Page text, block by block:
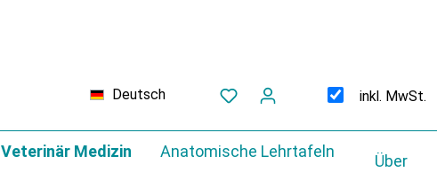
Deutsch inkl. MwSt.
Veterinär Medizin Anatomische Lehrtafeln
Über